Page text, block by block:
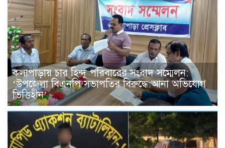
কলাপাড়ায় চার হিন্দু পরিবারের সংবাদ সম্মেলন:
‘উপজেলা বিএনপি সভাপতির বিরুদ্ধে আনা অভিযোগ
ভিত্তিহীন’